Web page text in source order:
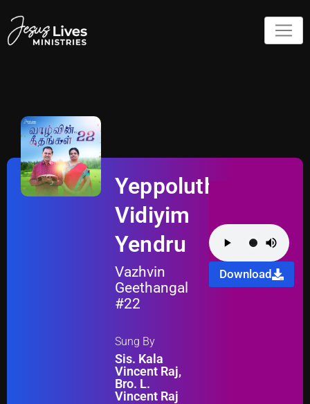
Yeppoluthu
Vidiyim
Yendru
Vazhvin
Geethangal
#22
Sung By
Sis. Kala
Vincent Raj,
Bro. L.
Vincent Raj
Download